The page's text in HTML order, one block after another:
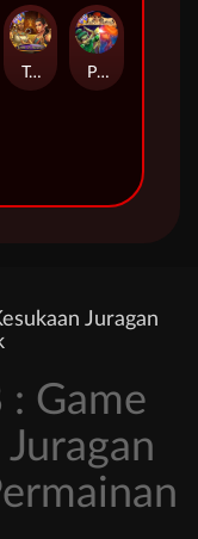
Tomb of Nefertiti Pixies vs Pirates
Juragan
: Game